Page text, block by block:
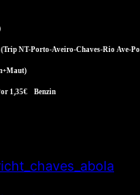
NT-Porto-Aveiro-Chaves-Rio Ave-
1,35€ Benzin